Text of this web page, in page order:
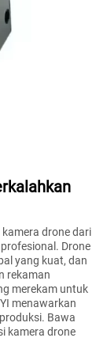
drone dari
Drone
yang kuat, dan
rekaman
merekam untuk
menawarkan
Bawa
kamera drone